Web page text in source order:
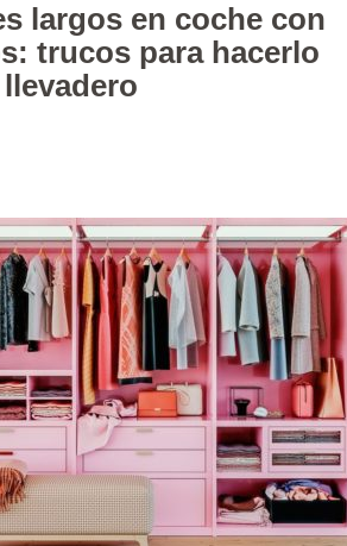
largos en coche con
trucos para hacerlo